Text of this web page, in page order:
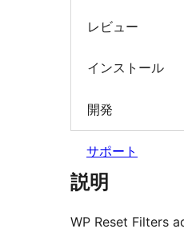
レビュー
インストール
開発
サポート
説明
WP Reset Filters